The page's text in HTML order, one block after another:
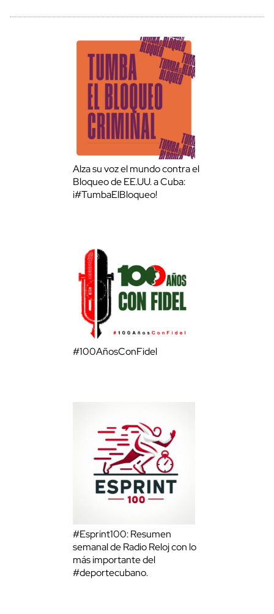
Alza su voz el mundo contra el
Bloqueo de EE.UU. a Cuba:
¡#TumbaElBloqueo!
#100AñosConFidel
#Esprint100: Resumen
semanal de Radio Reloj con lo
más importante del
#deportecubano.